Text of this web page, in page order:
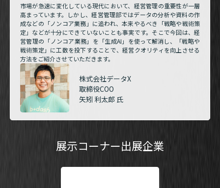
市場が急速に変化している現代において、経営管理の重要性が一層
高まっています。しかし、経営管理部ではデータの分析や資料の作
成などの「ノンコア業務」に追われ、本来やるべき「戦略や戦術策
定」などが十分にできていないことも事実です。そこで今回は、経
営管理の「ノンコア業務」を「生成AI」を使って解消し、「戦略や
戦術策定」に工数を投下することで、経営クオリティを向上させる
方法をご紹介させていただきます。
株式会社データX
取締役COO
矢矧 利太郎 氏
展示コーナー出展企業